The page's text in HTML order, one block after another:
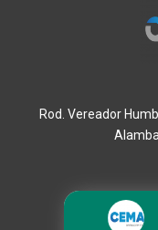
Rod. Vereador